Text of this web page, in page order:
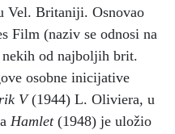
Vel. Britaniji. Osnovao
Film (naziv se odnosi na
od najboljih brit.
osobne inicijative
V(1944) L. Oliviera, u
Hamlet(1948) je uložio